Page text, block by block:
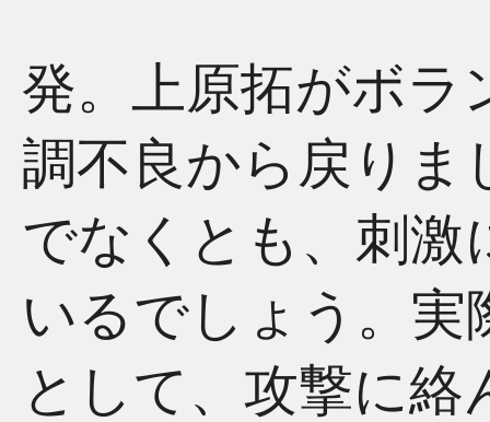
発。上原拓がボラ
調不良から戻りま
でなくとも、刺激
いるでしょう。実
として、攻撃に